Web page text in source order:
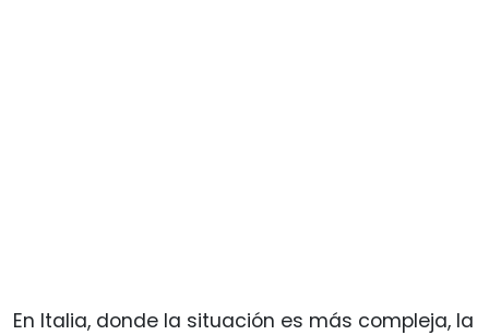
En Italia, donde la situación es más compleja, la